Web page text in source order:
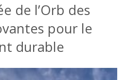
de l’Orb des
pour le
durable